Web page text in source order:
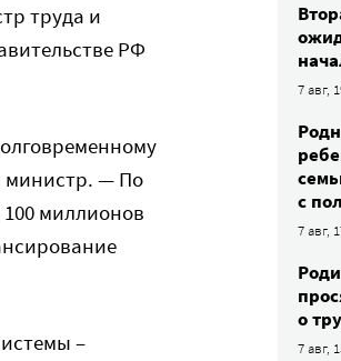
труда и
РФ
министр. — По
миллионов
–
7 авг,
с
7 авг,
о
7 авг,